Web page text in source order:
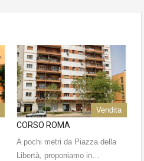
Vendita
CORSO ROMA
A pochi metri da Piazza della
Libertà, proponiamo in…